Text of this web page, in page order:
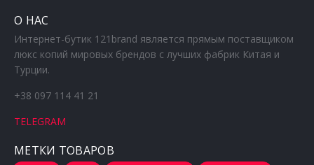
О НАС
Интернет-бутик 121brand является прямым поставщиком
люкс копий мировых брендов с лучших фабрик Китая и
Турции.
+38 097 114 41 21
TELEGRAM
МЕТКИ ТОВАРОВ